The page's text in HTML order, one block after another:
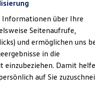
Volkswagen
Informationen über Ihre
Seitenaufrufe,
und ermöglichen uns
in die
Damit
auf Sie